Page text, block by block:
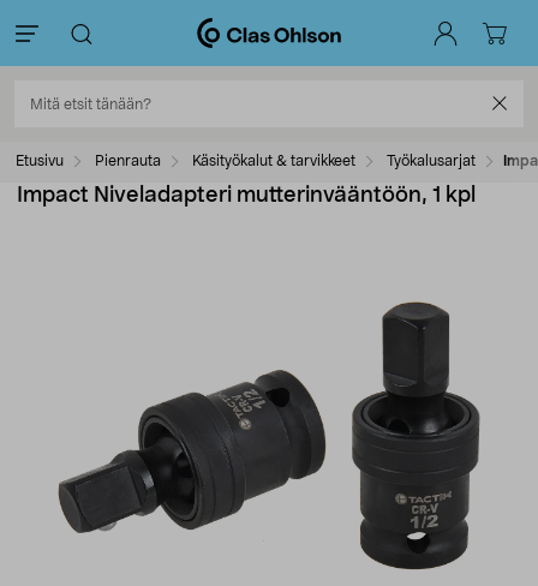
Etusivu Pienrauta Käsityökalut & tarvikkeet Työkalusarjat
Impact Niveladapteri mutterinvääntöön, 1 kpl